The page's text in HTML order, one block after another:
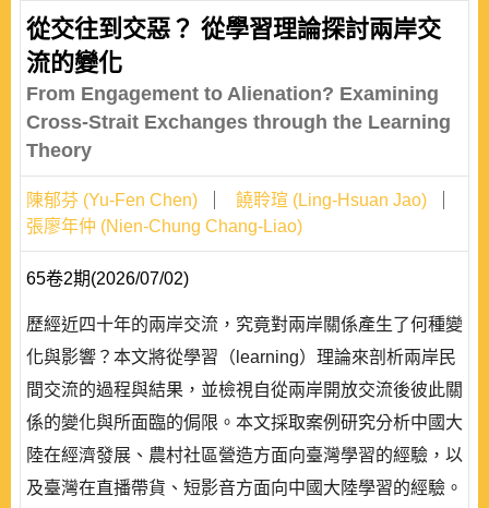
從交往到交惡？ 從學習理論探討兩岸交
流的變化
From Engagement to Alienation? Examining
Cross-Strait Exchanges through the Learning
Theory
陳郁芬 (Yu-Fen Chen)
饒聆瑄 (Ling-Hsuan Jao)
張廖年仲 (Nien-Chung Chang-Liao)
65卷2期(2026/07/02)
歷經近四十年的兩岸交流，究竟對兩岸關係產生了何種變
化與影響？本文將從學習（learning）理論來剖析兩岸民
間交流的過程與結果，並檢視自從兩岸開放交流後彼此關
係的變化與所面臨的侷限。本文採取案例研究分析中國大
陸在經濟發展、農村社區營造方面向臺灣學習的經驗，以
及臺灣在直播帶貨、短影音方面向中國大陸學習的經驗。